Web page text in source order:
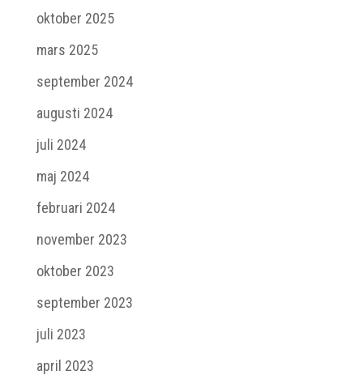
oktober 2025
mars 2025
september 2024
augusti 2024
juli 2024
maj 2024
februari 2024
november 2023
oktober 2023
september 2023
juli 2023
april 2023